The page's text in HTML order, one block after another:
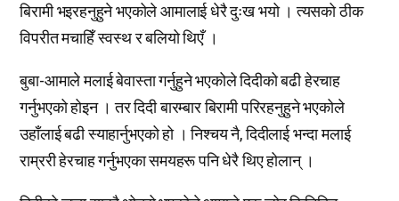
बिरामी भइरहनुहुने भएकोले आमालाई धेरै दुःख भयो । त्यसको ठीक
विपरीत मचाहिँ स्वस्थ र बलियो थिएँ ।
बुबा-आमाले मलाई बेवास्ता गर्नुहुने भएकोले दिदीको बढी हेरचाह
गर्नुभएको होइन । तर दिदी बारम्बार बिरामी परिरहनुहुने भएकोले
उहाँलाई बढी स्याहार्नुभएको हो । निश्चय नै, दिदीलाई भन्दा मलाई
राम्ररी हेरचाह गर्नुभएका समयहरू पनि धेरै थिए होलान् ।